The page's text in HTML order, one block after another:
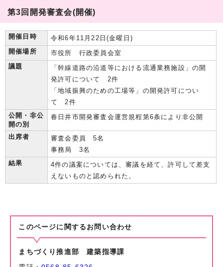
第3回開発審査会(開催)
開催日時
令和6年11月22日(金曜日)
開催場所
市役所 行政委員会室
議題
「幹線道路の沿道等における流通業務施設」の開
発許可について 2件
「地域振興のための工場等」の開発許可につい
て 2件
公開・非公
開の別
春日井市開発審査会運営規程第6条により非公開
出席者
審査会委員 5名
事務局 3名
結果
4件の議案については、審議を経て、許可して差支
えないものと認められた。
このページに関する お問い合わせ
まちづくり推進部 建築指導課